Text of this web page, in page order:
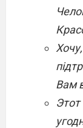
Вам
Этот